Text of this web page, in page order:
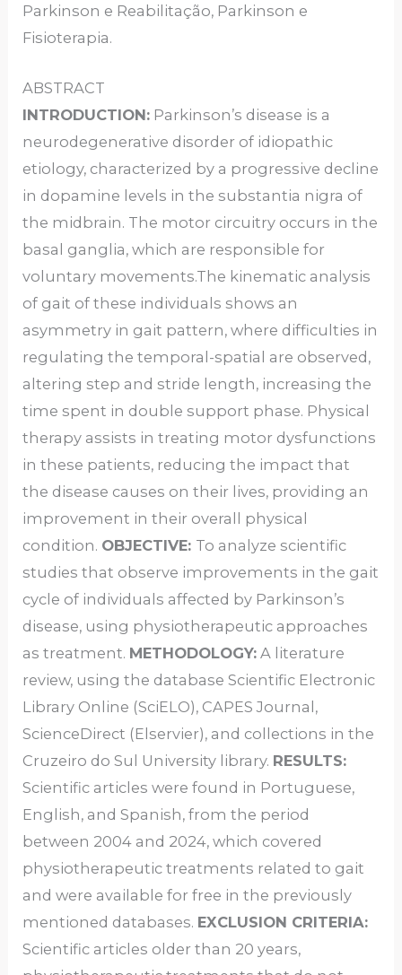
Parkinson e Reabilitação, Parkinson e
Fisioterapia.
ABSTRACT
INTRODUCTION: Parkinson’s disease is a
neurodegenerative disorder of idiopathic
etiology, characterized by a progressive decline
in dopamine levels in the substantia nigra of
the midbrain. The motor circuitry occurs in the
basal ganglia, which are responsible for
voluntary movements.The kinematic analysis
of gait of these individuals shows an
asymmetry in gait pattern, where difficulties in
regulating the temporal-spatial are observed,
altering step and stride length, increasing the
time spent in double support phase. Physical
therapy assists in treating motor dysfunctions
in these patients, reducing the impact that
the disease causes on their lives, providing an
improvement in their overall physical
condition. OBJECTIVE: To analyze scientific
studies that observe improvements in the gait
cycle of individuals affected by Parkinson’s
disease, using physiotherapeutic approaches
as treatment. METHODOLOGY: A literature
review, using the database Scientific Electronic
Library Online (SciELO), CAPES Journal,
ScienceDirect (Elservier), and collections in the
Cruzeiro do Sul University library. RESULTS:
Scientific articles were found in Portuguese,
English, and Spanish, from the period
between 2004 and 2024, which covered
physiotherapeutic treatments related to gait
and were available for free in the previously
mentioned databases. EXCLUSION CRITERIA:
Scientific articles older than 20 years,